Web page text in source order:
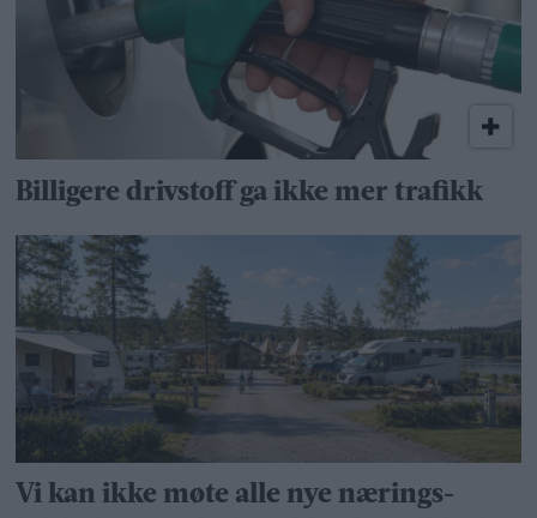
Billigere drivstoff ga ikke mer trafikk
Vi kan ikke møte alle nye nærings­